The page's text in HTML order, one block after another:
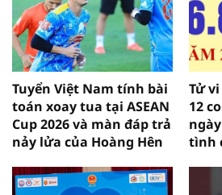
Tuyển Việt Nam tính bài
toán xoay tua tại ASEAN
Cup 2026 và màn đáp trả
nảy lửa của Hoàng Hên
Tử
12
tình